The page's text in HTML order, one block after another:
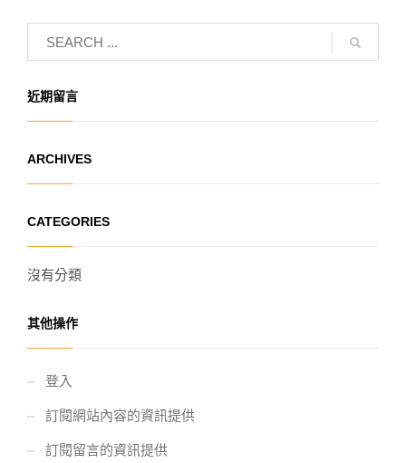
近期留言
ARCHIVES
CATEGORIES
沒有分類
其他操作
登入
訂閱網站內容的資訊提供
訂閱留言的資訊提供